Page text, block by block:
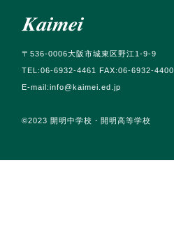
〒536-0006大阪市城東区野江1-9-9
TEL:06-6932-4461 FAX:06-6932-4400
E-mail:info@kaimei.ed.jp
©️2023 開明中学校・開明高等学校